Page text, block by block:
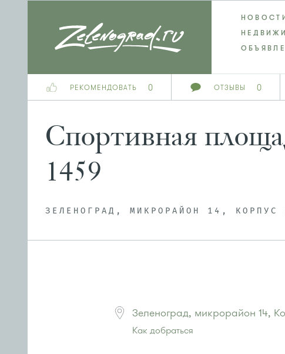
РЕКОМЕНДОВАТЬ 0 ОТЗЫВЫ 0
Спортивная
1459
ЗЕЛЕНОГРАД, МИКРОРАЙОН 14, КОРПУС
Зеленоград, микрорайон 14,
Как добраться